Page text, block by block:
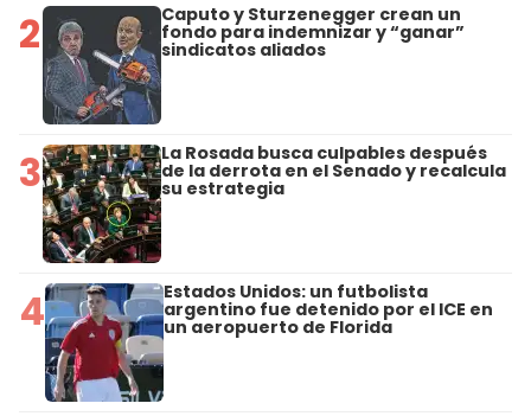
2 Caputo y Sturzenegger crean un
fondo para indemnizar y “ganar”
sindicatos aliados
3 La Rosada busca culpables después
de la derrota en el Senado y recalcula
su estrategia
4 Estados Unidos: un futbolista
argentino fue detenido por el ICE en
un aeropuerto de Florida